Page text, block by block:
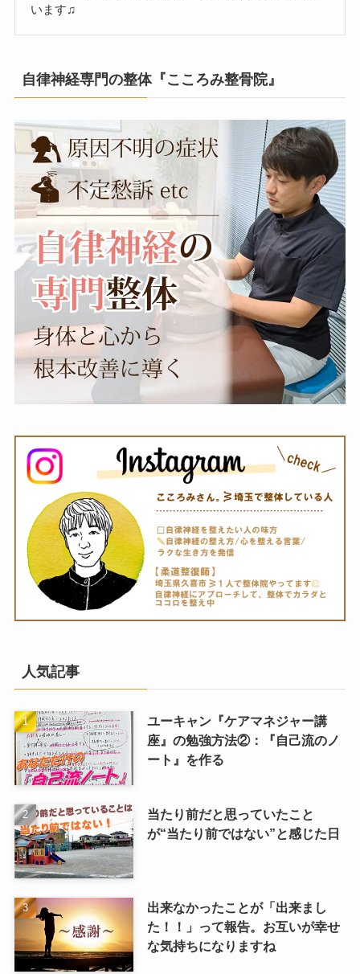
います♫
自律神経専門の整体『こころみ整骨院』
人気記事
ユーキャン『ケアマネジャー講
座』の勉強方法②：『自己流のノ
ート』を作る
当たり前だと思っていたこと
が“当たり前ではない”と感じた日
出来なかったことが「出来まし
た！！」って報告。お互いが幸せ
な気持ちになりますね